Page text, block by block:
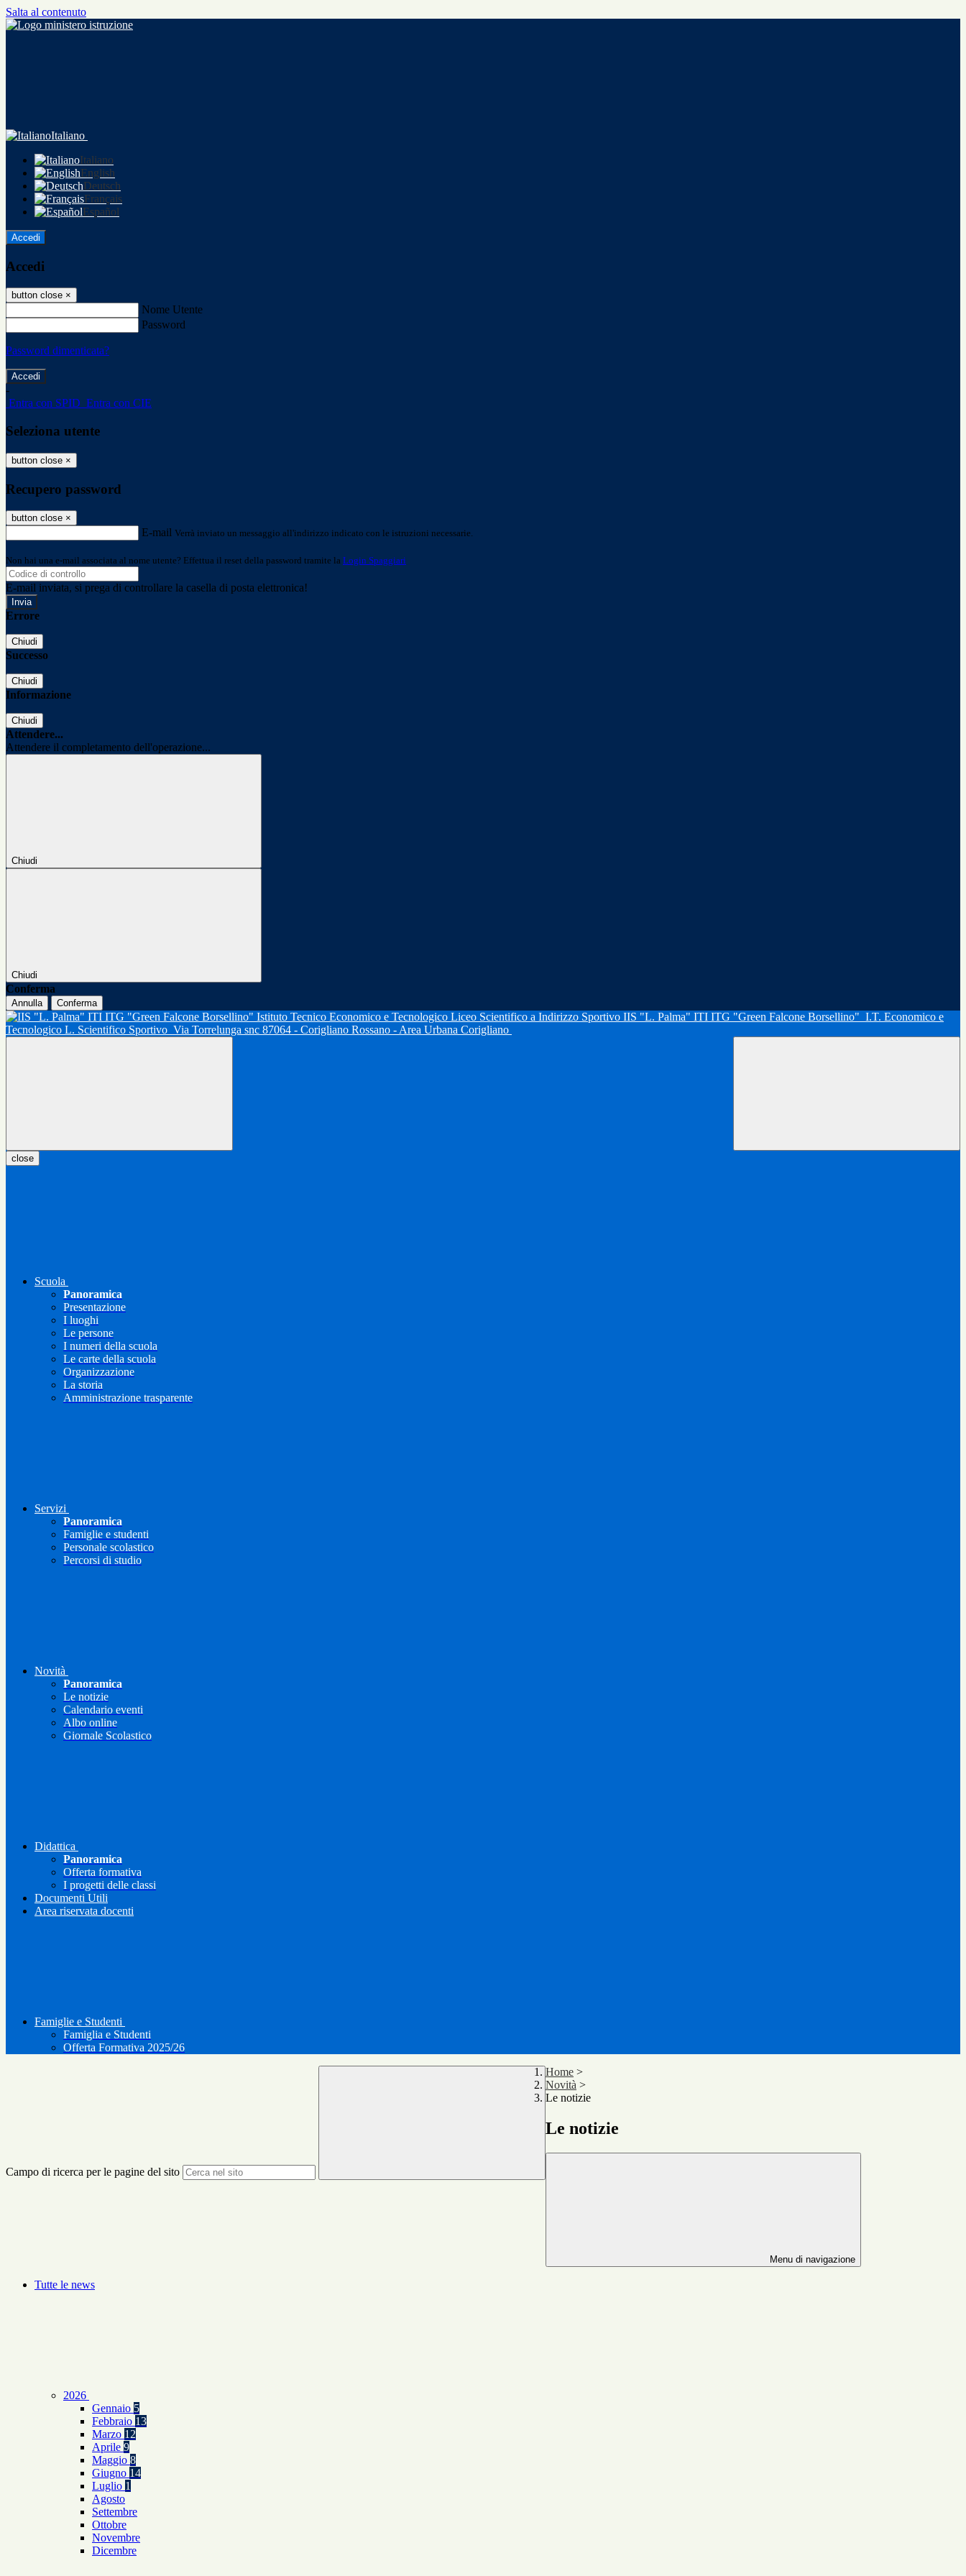
Salta al contenuto
Italiano
Italiano
English
Deutsch
Français
Español
Accedi
Accedi
button close ×
Nome Utente
Password
Password dimenticata?
-
Entra con SPID Entra con CIE
Seleziona utente
button close ×
Recupero password
button close ×
E-mail Verrà inviato un messaggio all'indirizzo indicato con le istruzioni necessarie.
Non hai una e-mail associata al nome utente? Effettua il reset della password tramite la Login Spaggiari
E-mail inviata, si prega di controllare la casella di posta elettronica!
Errore
Chiudi
Successo
Chiudi
Informazione
Chiudi
Attendere...
Attendere il completamento dell'operazione...
Chiudi
Chiudi
Conferma
Annulla Conferma
IIS "L. Palma" ITI ITG "Green Falcone Borsellino" I.T. Economico e
Tecnologico L. Scientifico Sportivo Via Torrelunga snc 87064 - Corigliano Rossano - Area Urbana Corigliano
close
Scuola
Panoramica
Presentazione
I luoghi
Le persone
I numeri della scuola
Le carte della scuola
Organizzazione
La storia
Amministrazione trasparente
Servizi
Panoramica
Famiglie e studenti
Personale scolastico
Percorsi di studio
Novità
Panoramica
Le notizie
Calendario eventi
Albo online
Giornale Scolastico
Didattica
Panoramica
Offerta formativa
I progetti delle classi
Documenti Utili
Area riservata docenti
Famiglie e Studenti
Famiglia e Studenti
Offerta Formativa 2025/26
Campo di ricerca per le pagine del sito
Home >
Novità >
Le notizie
Le notizie
Menu di navigazione
Tutte le news
2026
Gennaio 5
Febbraio 13
Marzo 12
Aprile 9
Maggio 8
Giugno 14
Luglio 1
Agosto
Settembre
Ottobre
Novembre
Dicembre